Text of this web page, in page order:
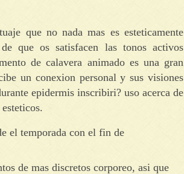
que no nada mas es esteticamente
que os satisfacen las tonos activos
de calavera animado es una gran
un conexion personal y sus visiones
epidermis inscribiri? uso acerca de
el temporada con el fin de
de mas discretos corporeo, asi que